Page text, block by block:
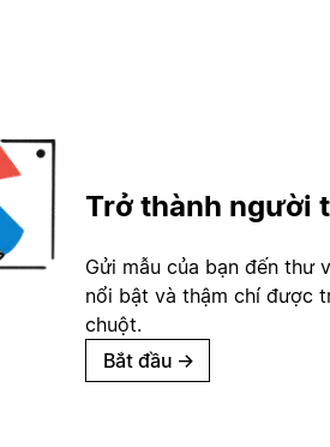
Trở thành người
Gửi mẫu của bạn đến thư
nổi bật và thậm chí được
chuột.
Bắt đầu →